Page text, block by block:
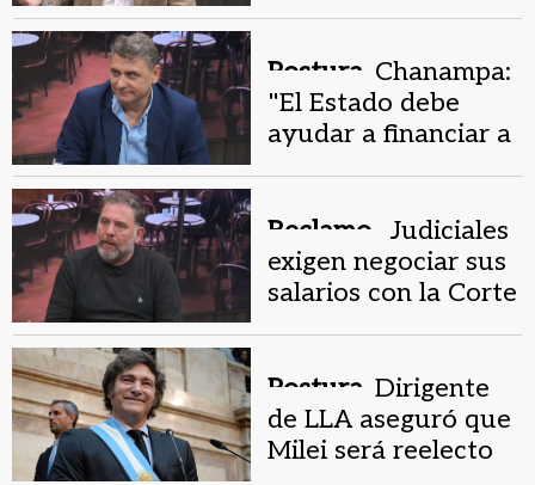
Postura. Chanampa:
"El Estado debe
ayudar a financiar a
Reclamo .
Judiciales
exigen negociar sus
salarios con la Corte
Postura. Dirigente
de LLA aseguró que
Milei será reelecto